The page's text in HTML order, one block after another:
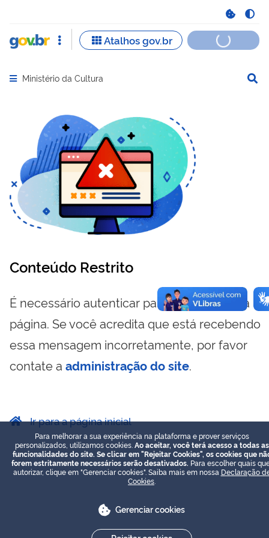
Abrir menu principal de navegação
Ministério da Cultura
Conteúdo Restrito
É necessário autenticar para visualizar essa
página. Se você acredita que está recebendo
essa mensagem incorretamente, por favor
contate a administração do site.
Ir para a página inicial
Para melhorar a sua experiência na plataforma e prover serviços
personalizados, utilizamos cookies. Ao aceitar, você terá acesso a todas as
funcionalidades do site. Se clicar em "Rejeitar Cookies", os cookies que
forem estritamente necessários serão desativados. Para escolher quais
autorizar, clique em "Gerenciar cookies". Saiba mais em nossa Declaração
Cookies
Gerenciar cookies